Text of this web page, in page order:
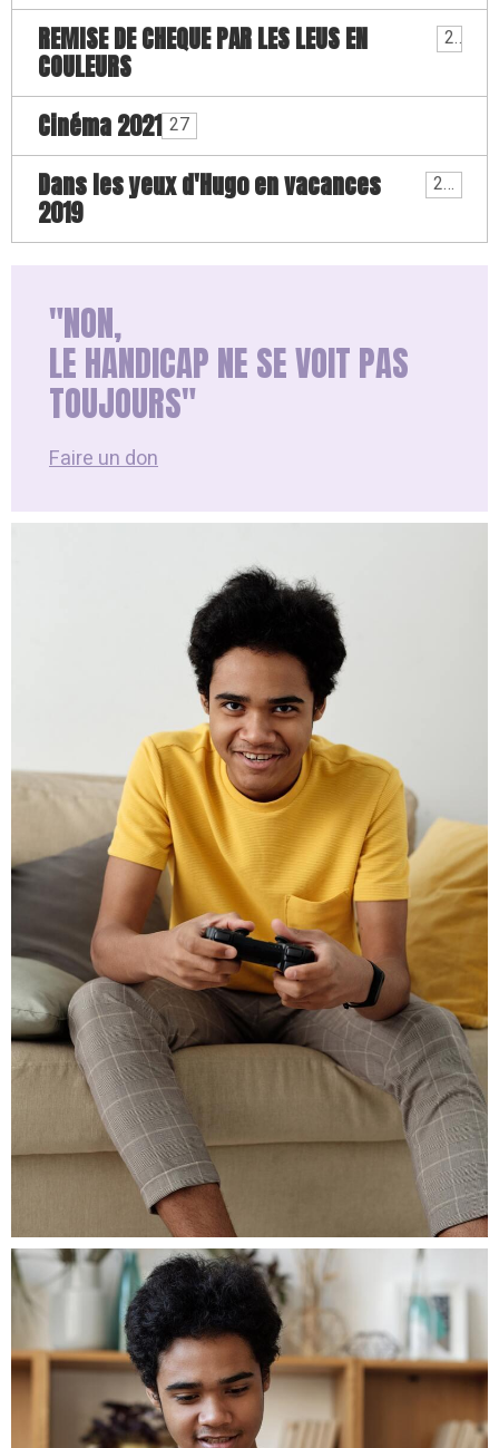
REMISE DE CHEQUE PAR LES LEUS EN
COULEURS
2
Cinéma 2021 27
Dans les yeux d'Hugo en vacances
2019
21
"NON,
LE HANDICAP NE SE VOIT PAS
TOUJOURS"
Faire un don